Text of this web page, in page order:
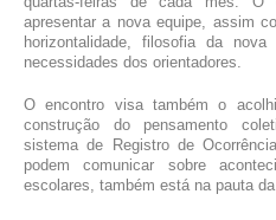
apresentar a nova equipe, assim
horizontalidade, filosofia da
necessidades dos orientadores.
O encontro visa também o
construção do pensamento
sistema de Registro de
podem comunicar sobre
escolares, também está na pauta